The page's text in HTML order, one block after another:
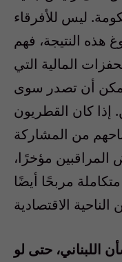
ليس للأفرقاء
هذه النتيجة، فهم
المالية التي
يمكن أن تصدر سوى
إذا كان القطريون
من المشاركة
مؤخرًا،
مربحًا أيضًا
اللبناني، حتى لو